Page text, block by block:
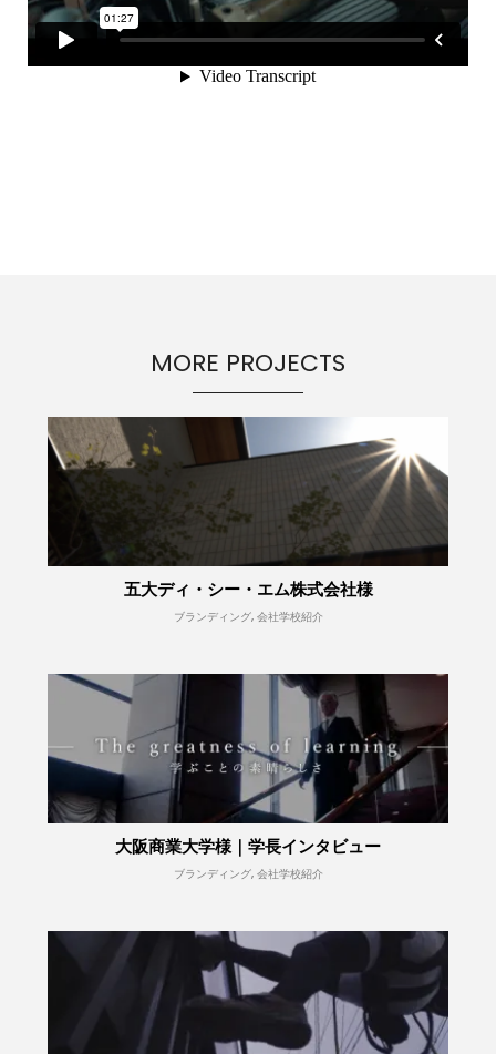
MORE PROJECTS
五大ディ・シー・エム株式会社様
ブランディング, 会社学校紹介
大阪商業大学様｜学長インタビュー
ブランディング, 会社学校紹介